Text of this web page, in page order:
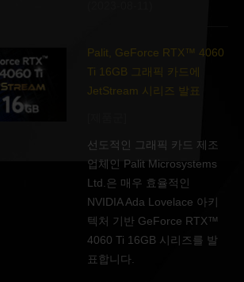
Palit, GeForce RTX™ 4060
Ti 16GB 그래픽 카드에
JetStream 시리즈 발표
선도적인 그래픽 카드 제조
업체인 Palit Microsystems
Ltd.은 매우 효율적인
NVIDIA Ada Lovelace 아키
텍처 기반 GeForce RTX™
4060 Ti 16GB 시리즈를 발
표합니다.